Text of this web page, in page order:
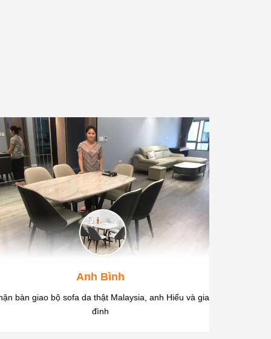
Anh Bình
bàn giao bộ sofa da thật Malaysia, anh Hiếu và gia
đình